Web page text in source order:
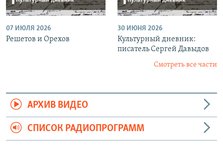
07 ИЮЛЯ 2026
Решетов и Орехов
30 ИЮНЯ 2026
Культурный дневник:
писатель Сергей Давыдов
Смотреть все части
АРХИВ ВИДЕО
СПИСОК РАДИОПРОГРАММ